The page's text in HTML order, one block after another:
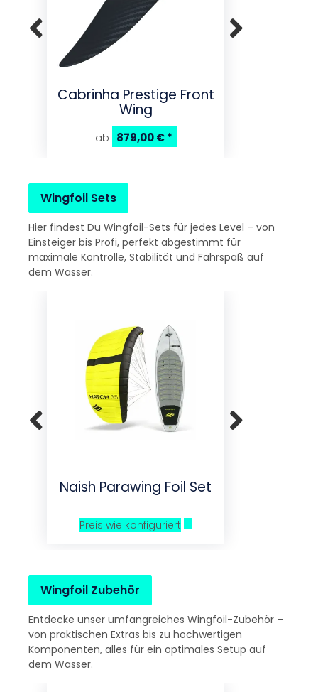
Cabrinha Prestige Front
Wing
ab 879,00 €*
Wingfoil Sets
Hier findest Du Wingfoil-Sets für jedes Level – von
Einsteiger bis Profi, perfekt abgestimmt für
maximale Kontrolle, Stabilität und Fahrspaß auf
dem Wasser.
Naish Parawing Foil Set
Preis wie konfiguriert
Wingfoil Zubehör
Entdecke unser umfangreiches Wingfoil-Zubehör –
von praktischen Extras bis zu hochwertigen
Komponenten, alles für ein optimales Setup auf
dem Wasser.